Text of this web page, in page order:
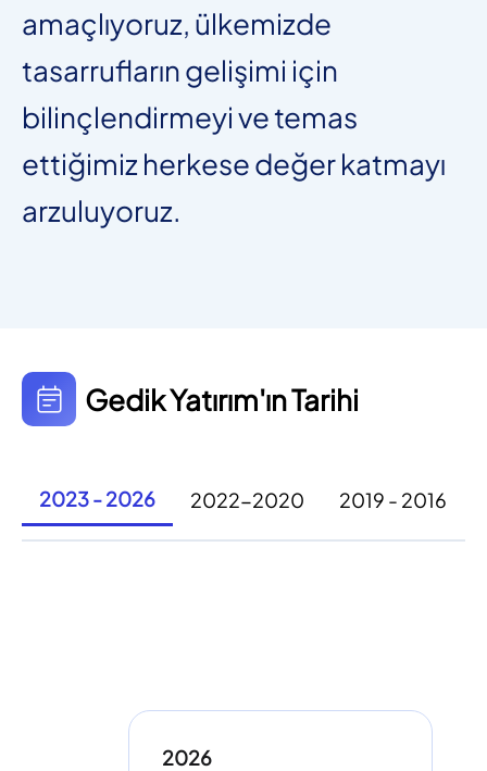
amaçlıyoruz, ülkemizde
tasarrufların gelişimi için
bilinçlendirmeyi ve temas
ettiğimiz herkese değer katmayı
arzuluyoruz.
Gedik Yatırım'ın Tarihi
2023 - 2026 2022-2020 2019 - 2016
2026